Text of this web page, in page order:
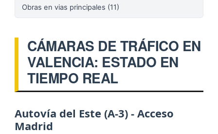
Obras en vias principales (11)
CÁMARAS DE TRÁFICO EN
VALENCIA: ESTADO EN
TIEMPO REAL
Autovía del Este (A-3) - Acceso
Madrid